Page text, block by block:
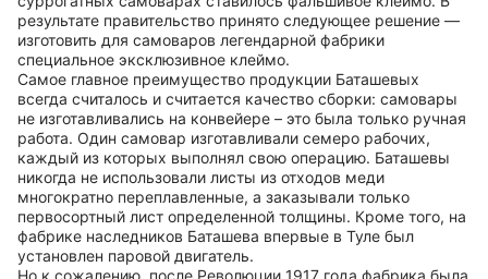
результате правительство принято следующее решение —
изготовить для самоваров легендарной фабрики
специальное эксклюзивное клеймо.
Самое главное преимущество продукции Баташевых
всегда считалось и считается качество сборки: самовары
не изготавливались на конвейере – это была только ручная
работа. Один самовар изготавливали семеро рабочих,
каждый из которых выполнял свою операцию. Баташевы
никогда не использовали листы из отходов меди
многократно переплавленные, а заказывали только
первосортный лист определенной толщины. Кроме того, на
фабрике наследников Баташева впервые в Туле был
установлен паровой двигатель.
Но к сожалению, после Революции 1917 года фабрика была